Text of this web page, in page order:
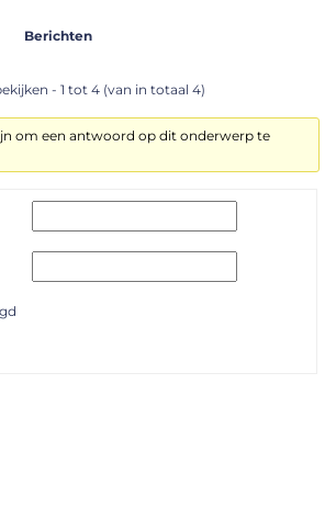
Berichten
- 1 tot 4 (van in totaal 4)
om een antwoord op dit onderwerp te